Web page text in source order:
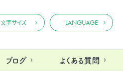
文字サイズ LANGUAGE
ブログ よくある質問